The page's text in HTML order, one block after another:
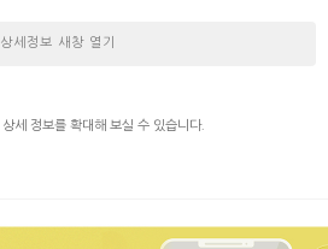
상세정보 새창 열기
상세 정보를 확대해 보실 수 있습니다.